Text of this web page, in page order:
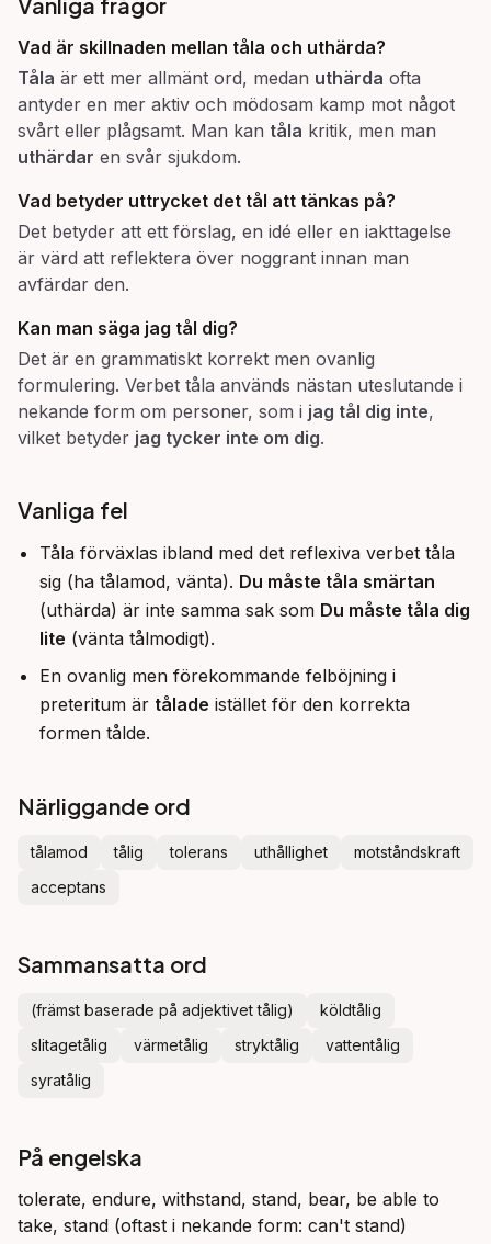
Vad är skillnaden mellan tåla och uthärda?
Tåla är ett mer allmänt ord, medan uthärda ofta
antyder en mer aktiv och mödosam kamp mot något
svårt eller plågsamt. Man kan tåla kritik, men man
uthärdar en svår sjukdom.
Vad betyder uttrycket det tål att tänkas på?
Det betyder att ett förslag, en idé eller en iakttagelse
är värd att reflektera över noggrant innan man
avfärdar den.
Kan man säga jag tål dig?
Det är en grammatiskt korrekt men ovanlig
formulering. Verbet tåla används nästan uteslutande i
nekande form om personer, som i jag tål dig inte,
vilket betyder jag tycker inte om dig.
Vanliga fel
Tåla förväxlas ibland med det reflexiva verbet tåla
sig (ha tålamod, vänta). Du måste tåla smärtan
(uthärda) är inte samma sak som Du måste tåla dig
lite (vänta tålmodigt).
En ovanlig men förekommande felböjning i
preteritum är tålade istället för den korrekta
formen tålde.
Närliggande ord
tålamod tålig tolerans uthållighet
motståndskraft
acceptans
Sammansatta ord
(främst baserade på adjektivet tålig)
köldtålig
slitagetålig
värmetålig stryktålig
vattentålig
syratålig
På engelska
tolerate, endure, withstand, stand, bear, be able to
take, stand (oftast i nekande form: can't stand)